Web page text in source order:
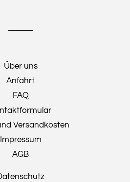
Über uns
Anfahrt
FAQ
Versandkosten
Impressum
AGB